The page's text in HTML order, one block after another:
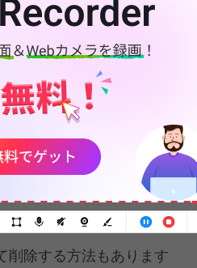
ァイルを見つけることも
ブ上の重複ファイ
削除する方法もあります